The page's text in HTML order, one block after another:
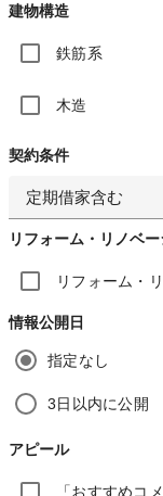
建物構造
鉄筋系
木造
契約条件
定期借家含む
リフォーム・リノベ
リフォーム・
情報公開日
指定なし
3日以内に公開
アピール
「おすすめコ